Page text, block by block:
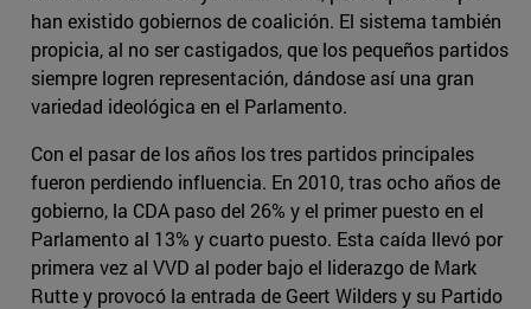
han existido gobiernos de coalición. El sistema también
propicia, al no ser castigados, que los pequeños partidos
siempre logren representación, dándose así una gran
variedad ideológica en el Parlamento.
Con el pasar de los años los tres partidos principales
fueron perdiendo influencia. En 2010, tras ocho años de
gobierno, la CDA paso del 26% y el primer puesto en el
Parlamento al 13% y cuarto puesto. Esta caída llevó por
primera vez al VVD al poder bajo el liderazgo de Mark
Rutte y provocó la entrada de Geert Wilders y su Partido